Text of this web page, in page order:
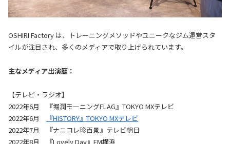
OSHIRI Factory は、トレーニングメソッドやユニークなジム運営スタ
イルが注目され、多くのメディアで取り上げられています。
主なメディア出演歴：
【テレビ・ラジオ】
2022年6月 『堀潤モーニングFLAG』TOKYO MXテレビ
2022年6月
『HISTORY』TOKYO MXテレビ
2022年7月 『ナニコレ珍百景』テレビ朝日
2022年8月 『Lovely Day』FM横浜